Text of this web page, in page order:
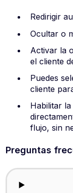
Redirigir
Ocultar o
Activar la
el cliente
Puedes
cliente
Habilitar
flujo, sin
Preguntas